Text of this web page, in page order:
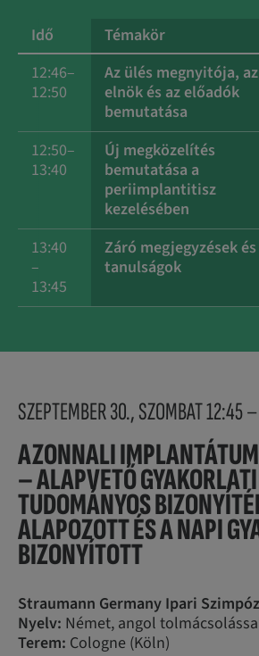
Idő Témakör
12:46–
12:50
Az ülés megnyitója, az
elnök és az előadók
bemutatása
12:50–
13:40
Új megközelítés
bemutatása a
periimplantitisz
kezelésében
13:40
–
13:45
Záró megjegyzések és
tanulságok
SZEPTEMBER 30., SZOMBAT 12:45
AZONNALI
– ALAPVETŐ GYAKORLATI
TUDOMÁNYOS
ALAPOZOTT ÉS A NAPI
BIZONYÍTOTT
Straumann Germany Ipari
Nyelv: Német, angol
Terem: Cologne (Köln)